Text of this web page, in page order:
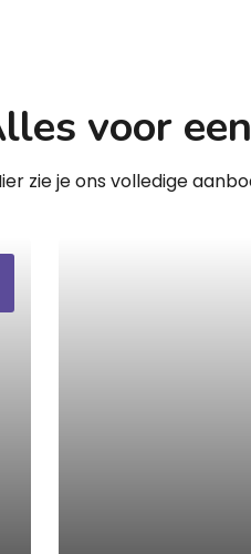
voor
zie je ons volledige